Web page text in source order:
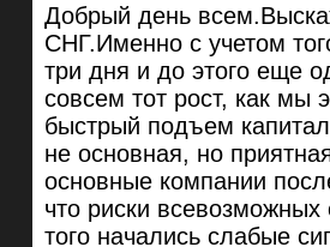
Добрый день
СНГ.Именно с учетом
три дня и до этого еще
совсем тот рост, как
быстрый подъем
не основная, но
основные компании
что риски
того начались слабые